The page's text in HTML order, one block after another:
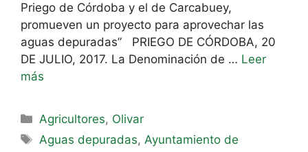
Priego de Córdoba y el de Carcabuey,
promueven un proyecto para aprovechar las
aguas depuradas” PRIEGO DE CÓRDOBA, 20
DE JULIO, 2017. La Denominación de … Leer
más
Agricultores, Olivar
Aguas depuradas, Ayuntamiento de